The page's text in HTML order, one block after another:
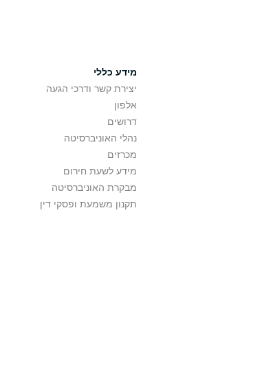
מידע כללי
יצירת קשר ודרכי הגעה
אלפון
דרושים
נהלי האוניברסיטה
מכרזים
מידע לשעת חירום
מבקרת האוניברסיטה
תקנון משמעת ופסקי דין